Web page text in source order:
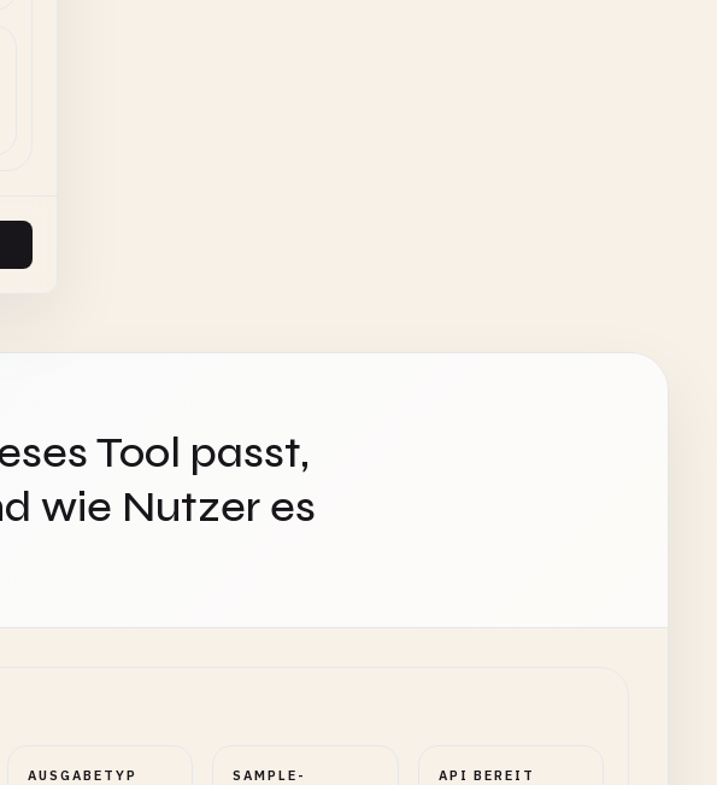
Tool passt,
wie Nutzer es
AUSGABETYP
SAMPLE-
API BEREIT